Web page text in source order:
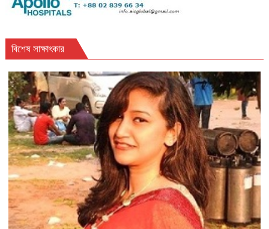
বিশেষ সাক্ষাৎকার